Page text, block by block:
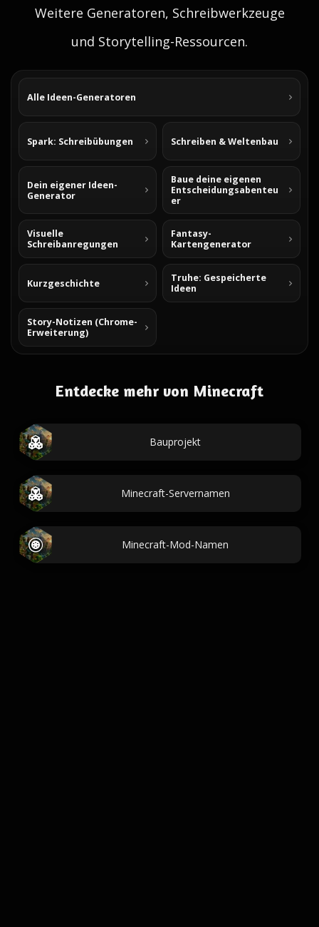
Weitere Generatoren, Schreibwerkzeuge
und Storytelling-Ressourcen.
Alle Ideen-Generatoren
Spark: Schreibübungen Schreiben & Weltenbau
Dein eigener Ideen-
Generator
Baue deine eigenen
Entscheidungsabenteu
er
Visuelle
Schreibanregungen
Fantasy-
Kartengenerator
Kurzgeschichte
Truhe: Gespeicherte
Ideen
Story-Notizen (Chrome-
Erweiterung)
Entdecke mehr von Minecraft
Bauprojekt
Minecraft-Servernamen
Minecraft-Mod-Namen